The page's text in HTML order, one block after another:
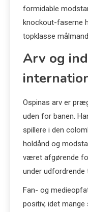
formidable
knockout-faserne
topklasse
Arv og
Ospinas arv er
uden for banen.
spillere i den
holdånd og
været afgørende
under udfordrende
Fan- og
positiv, idet